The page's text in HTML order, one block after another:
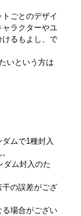
ごとのデザイ
ラクターやユ
けるもよし、で
いという方は
ムで1種封入
ダム封入のた
の誤差がござ
場合がござい